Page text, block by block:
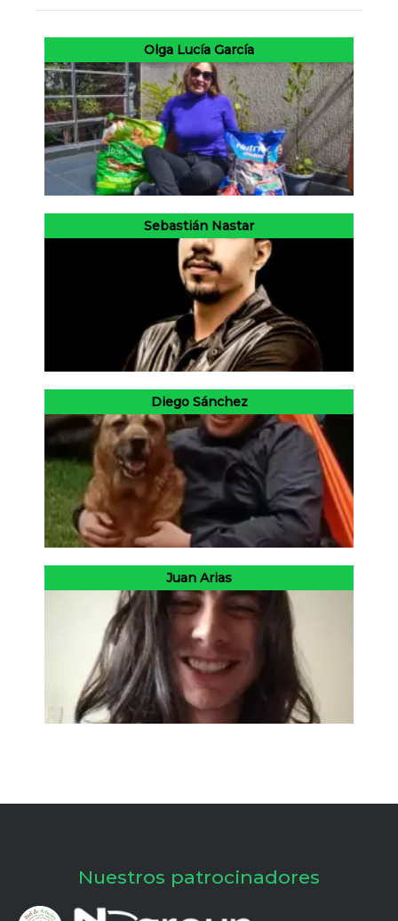
Olga Lucía García
Sebastián Nastar
Diego Sánchez
Juan Arias
Nuestros patrocinadores